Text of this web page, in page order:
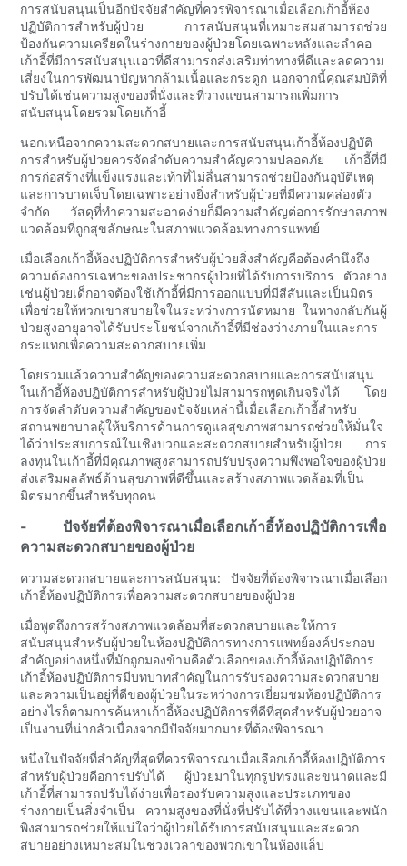
การสนับสนุนเป็นอีกปัจจัยสำคัญที่ควรพิจารณาเมื่อเลือกเก้าอี้ห้อง
ปฏิบัติการสำหรับผู้ป่วย การสนับสนุนที่เหมาะสมสามารถช่วย
ป้องกันความเครียดในร่างกายของผู้ป่วยโดยเฉพาะหลังและลำคอ
เก้าอี้ที่มีการสนับสนุนเอวที่ดีสามารถส่งเสริมท่าทางที่ดีและลดความ
เสี่ยงในการพัฒนาปัญหากล้ามเนื้อและกระดูก นอกจากนี้คุณสมบัติที่
ปรับได้เช่นความสูงของที่นั่งและที่วางแขนสามารถเพิ่มการ
สนับสนุนโดยรวมโดยเก้าอี้
นอกเหนือจากความสะดวกสบายและการสนับสนุนเก้าอี้ห้องปฏิบัติ
การสำหรับผู้ป่วยควรจัดลำดับความสำคัญความปลอดภัย เก้าอี้ที่มี
การก่อสร้างที่แข็งแรงและเท้าที่ไม่ลื่นสามารถช่วยป้องกันอุบัติเหตุ
และการบาดเจ็บโดยเฉพาะอย่างยิ่งสำหรับผู้ป่วยที่มีความคล่องตัว
จำกัด วัสดุที่ทำความสะอาดง่ายก็มีความสำคัญต่อการรักษาสภาพ
แวดล้อมที่ถูกสุขลักษณะในสภาพแวดล้อมทางการแพทย์
เมื่อเลือกเก้าอี้ห้องปฏิบัติการสำหรับผู้ป่วยสิ่งสำคัญคือต้องคำนึงถึง
ความต้องการเฉพาะของประชากรผู้ป่วยที่ได้รับการบริการ ตัวอย่าง
เช่นผู้ป่วยเด็กอาจต้องใช้เก้าอี้ที่มีการออกแบบที่มีสีสันและเป็นมิตร
เพื่อช่วยให้พวกเขาสบายใจในระหว่างการนัดหมาย ในทางกลับกันผู้
ป่วยสูงอายุอาจได้รับประโยชน์จากเก้าอี้ที่มีช่องว่างภายในและการ
กระแทกเพื่อความสะดวกสบายเพิ่ม
โดยรวมแล้วความสำคัญของความสะดวกสบายและการสนับสนุน
ในเก้าอี้ห้องปฏิบัติการสำหรับผู้ป่วยไม่สามารถพูดเกินจริงได้ โดย
การจัดลำดับความสำคัญของปัจจัยเหล่านี้เมื่อเลือกเก้าอี้สำหรับ
สถานพยาบาลผู้ให้บริการด้านการดูแลสุขภาพสามารถช่วยให้มั่นใจ
ได้ว่าประสบการณ์ในเชิงบวกและสะดวกสบายสำหรับผู้ป่วย การ
ลงทุนในเก้าอี้ที่มีคุณภาพสูงสามารถปรับปรุงความพึงพอใจของผู้ป่วย
ส่งเสริมผลลัพธ์ด้านสุขภาพที่ดีขึ้นและสร้างสภาพแวดล้อมที่เป็น
มิตรมากขึ้นสำหรับทุกคน
- ปัจจัยที่ต้องพิจารณาเมื่อเลือกเก้าอี้ห้องปฏิบัติการเพื่อ
ความสะดวกสบายของผู้ป่วย
ความสะดวกสบายและการสนับสนุน: ปัจจัยที่ต้องพิจารณาเมื่อเลือก
เก้าอี้ห้องปฏิบัติการเพื่อความสะดวกสบายของผู้ป่วย
เมื่อพูดถึงการสร้างสภาพแวดล้อมที่สะดวกสบายและให้การ
สนับสนุนสำหรับผู้ป่วยในห้องปฏิบัติการทางการแพทย์องค์ประกอบ
สำคัญอย่างหนึ่งที่มักถูกมองข้ามคือตัวเลือกของเก้าอี้ห้องปฏิบัติการ
เก้าอี้ห้องปฏิบัติการมีบทบาทสำคัญในการรับรองความสะดวกสบาย
และความเป็นอยู่ที่ดีของผู้ป่วยในระหว่างการเยี่ยมชมห้องปฏิบัติการ
อย่างไรก็ตามการค้นหาเก้าอี้ห้องปฏิบัติการที่ดีที่สุดสำหรับผู้ป่วยอาจ
เป็นงานที่น่ากลัวเนื่องจากมีปัจจัยมากมายที่ต้องพิจารณา
หนึ่งในปัจจัยที่สำคัญที่สุดที่ควรพิจารณาเมื่อเลือกเก้าอี้ห้องปฏิบัติการ
สำหรับผู้ป่วยคือการปรับได้ ผู้ป่วยมาในทุกรูปทรงและขนาดและมี
เก้าอี้ที่สามารถปรับได้ง่ายเพื่อรองรับความสูงและประเภทของ
ร่างกายเป็นสิ่งจำเป็น ความสูงของที่นั่งที่ปรับได้ที่วางแขนและพนัก
พิงสามารถช่วยให้แน่ใจว่าผู้ป่วยได้รับการสนับสนุนและสะดวก
สบายอย่างเหมาะสมในช่วงเวลาของพวกเขาในห้องแล็บ